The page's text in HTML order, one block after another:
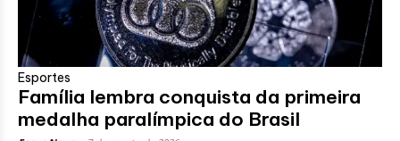
Esportes
Família lembra conquista da primeira
medalha paralímpica do Brasil